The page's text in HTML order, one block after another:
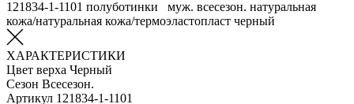
121834-1-1101 полуботинки муж. всесезон. натуральная
кожа/натуральная кожа/термоэластопласт черный
ХАРАКТЕРИСТИКИ
Цвет верха Черный
Сезон Всесезон.
Артикул 121834-1-1101